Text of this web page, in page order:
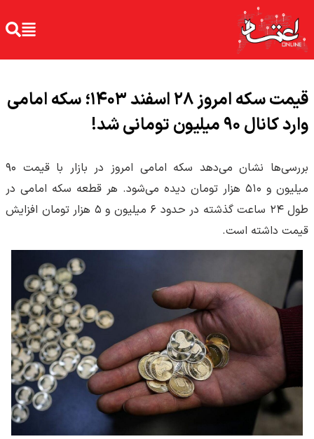
قیمت سکه امروز ۲۸ اسفند ۱۴۰۳؛ سکه امامی
وارد کانال ۹۰ میلیون تومانی شد!
بررسی‌ها نشان می‌دهد سکه امامی امروز در بازار با قیمت ۹۰
میلیون و ۵۱۰ هزار تومان دیده می‌شود. هر قطعه سکه امامی در
طول ۲۴ ساعت گذشته در حدود ۶ میلیون و ۵ هزار تومان افزایش
قیمت داشته است.